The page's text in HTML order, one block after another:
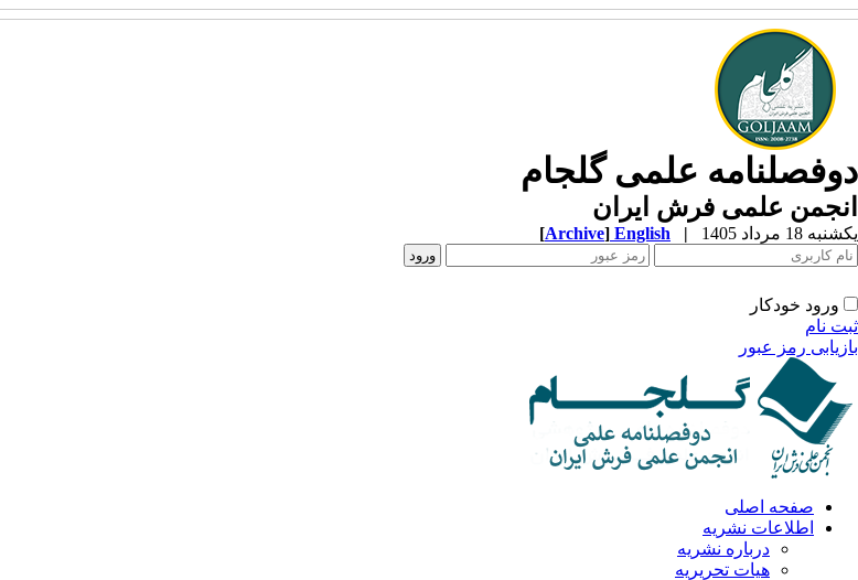
دوفصلنامه علمی گلجام
انجمن علمی فرش ایران
یکشنبه 18 مرداد 1405 |
English
[Archive]
ورود خودکار
ثبت نام
بازیابی رمز عبور
صفحه اصلی
اطلاعات نشریه
درباره نشریه
هیات تحریریه